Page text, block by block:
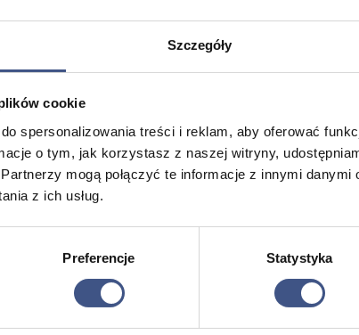
Szczegóły
cookie
spersonalizowania treści i reklam, aby oferować
o tym, jak korzystasz z naszej witryny,
mogą połączyć te informacje z innymi danymi
z ich usług.
Preferencje Statystyka
zrób listę rzeczy, które zamierzasz zabrać na
zapomnienia czegokolwiek ważnego. Używaj
miejsce w walizce. Pakując ubrania, zwijaj je zamiast